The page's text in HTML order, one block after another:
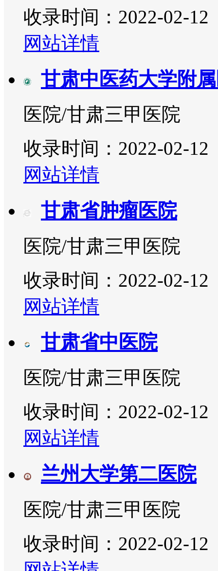
收录时间：2022-02-12
网站详情
甘肃中医药大学附
医院/甘肃三甲医院
收录时间：2022-02-12
网站详情
甘肃省肿瘤医院
医院/甘肃三甲医院
收录时间：2022-02-12
网站详情
甘肃省中医院
医院/甘肃三甲医院
收录时间：2022-02-12
网站详情
兰州大学第二医院
医院/甘肃三甲医院
收录时间：2022-02-12